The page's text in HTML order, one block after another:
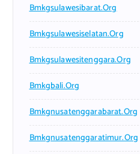
Bmkgsulawesibarat.org
Bmkgsulawesiselatan.org
Bmkgsulawesitenggara.org
Bmkgbali.org
Bmkgnusatenggarabarat.org
Bmkgnusatenggaratimur.org